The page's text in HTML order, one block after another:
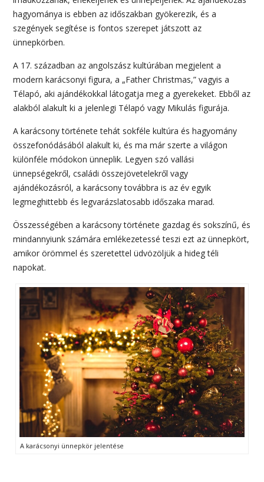
hagyománya is ebben az időszakban gyökerezik, és a
szegények segítése is fontos szerepet játszott az
ünnepkörben.
A 17. században az angolszász kultúrában megjelent a
modern karácsonyi figura, a „Father Christmas,” vagyis a
Télapó, aki ajándékokkal látogatja meg a gyerekeket. Ebből az
alakból alakult ki a jelenlegi Télapó vagy Mikulás figurája.
A karácsony története tehát sokféle kultúra és hagyomány
összefonódásából alakult ki, és ma már szerte a világon
különféle módokon ünneplik. Legyen szó vallási
ünnepségekről, családi összejövetelekről vagy
ajándékozásról, a karácsony továbbra is az év egyik
legmeghittebb és legvarázslatosabb időszaka marad.
Összességében a karácsony története gazdag és sokszínű, és
mindannyiunk számára emlékezetessé teszi ezt az ünnepkört,
amikor örömmel és szeretettel üdvözöljük a hideg téli
napokat.
A karácsonyi ünnepkör jelentése